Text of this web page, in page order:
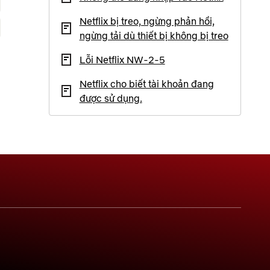
Netflix bị treo, ngừng phản hồi,
ngừng tải dù thiết bị không bị treo
Lỗi Netflix NW-2-5
Netflix cho biết tài khoản đang
được sử dụng.